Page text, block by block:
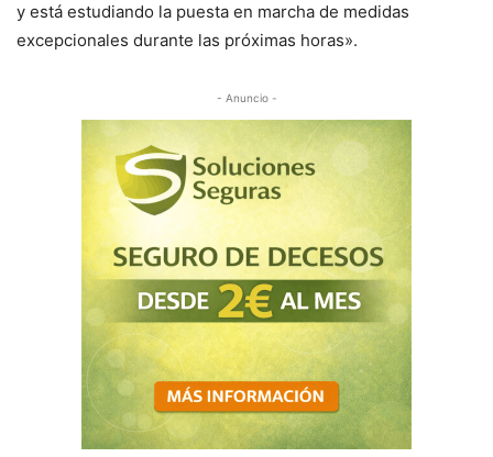
y está estudiando la puesta en marcha de medidas
excepcionales durante las próximas horas».
- Anuncio -